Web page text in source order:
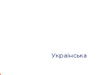
Українська